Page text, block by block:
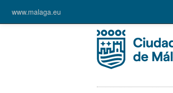
www.malaga.eu